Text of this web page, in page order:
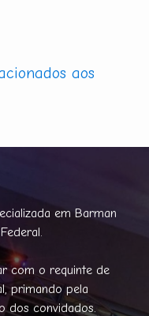
aos
em Barman
com o requinte de
primando pela
dos convidados.